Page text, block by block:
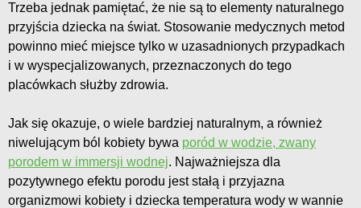
Trzeba jednak pamiętać, że nie są to elementy naturalnego
przyjścia dziecka na świat. Stosowanie medycznych metod
powinno mieć miejsce tylko w uzasadnionych przypadkach
i w wyspecjalizowanych, przeznaczonych do tego
placówkach służby zdrowia.
Jak się okazuje, o wiele bardziej naturalnym, a również
niwelującym ból kobiety bywa poród w wodzie, zwany
porodem w immersji wodnej. Najważniejsza dla
pozytywnego efektu porodu jest stałą i przyjazna
organizmowi kobiety i dziecka temperatura wody w wannie